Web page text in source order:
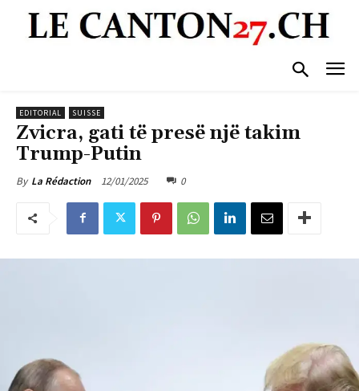
EDITORIAL SUISSE
Zvicra, gati të presë një takim
Trump-Putin
By La Rédaction 12/01/2025 0